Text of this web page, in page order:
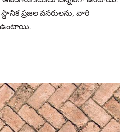
ప్రజల వనరులను, వారి
ఉంటాయి.